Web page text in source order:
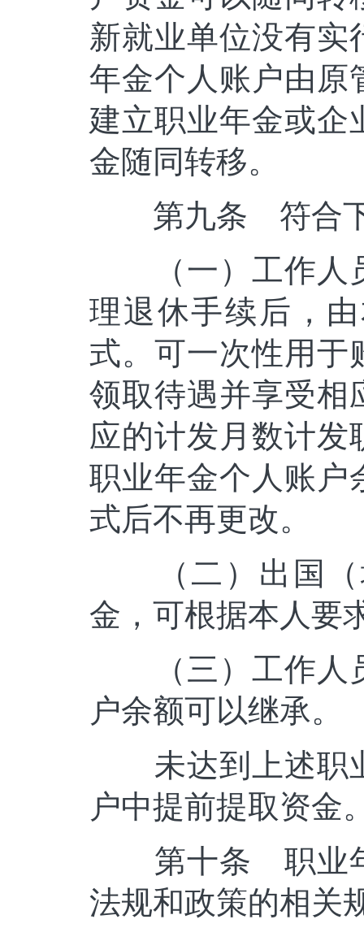
新就业单位没有实
年金个人账户由原
建立职业年金或企
金随同转移。
第九条 符合下
（一）工作人员
理退休手续后，
式。可一次性用于
领取待遇并享受相
应的计发月数计发
职业年金个人账户
式后不再更改。
（二）出国（
金，可根据本人要
（三）工作人员
户余额可以继承。
未达到上述职业
户中提前提取资金
第十条 职业年
法规和政策的相关